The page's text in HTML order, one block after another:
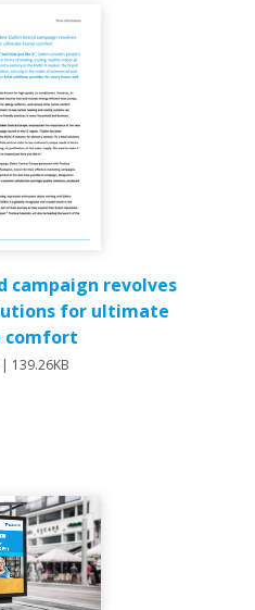
campaign revolves
for ultimate
comfort
139.26KB